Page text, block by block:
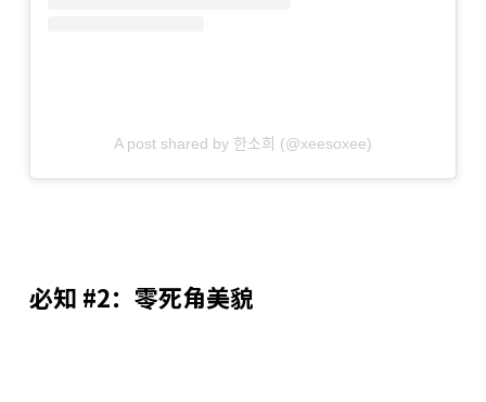
A post shared by 한소희 (@xeesoxee)
必知 #2：零死角美貌